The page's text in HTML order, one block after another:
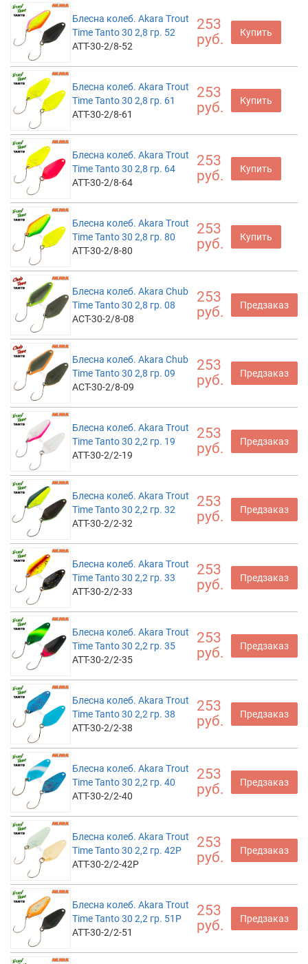
Блесна колеб. Akara Trout
Time Tanto 30 2,8 гр. 52
ATT-30-2/8-52
253
руб.
Купить
Блесна колеб. Akara Trout
Time Tanto 30 2,8 гр. 61
ATT-30-2/8-61
253
руб.
Купить
Блесна колеб. Akara Trout
Time Tanto 30 2,8 гр. 64
ATT-30-2/8-64
253
руб.
Купить
Блесна колеб. Akara Trout
Time Tanto 30 2,8 гр. 80
ATT-30-2/8-80
253
руб.
Купить
Блесна колеб. Akara Chub
Time Tanto 30 2,8 гр. 08
ACT-30-2/8-08
253
руб.
Предзаказ
Блесна колеб. Akara Chub
Time Tanto 30 2,8 гр. 09
ACT-30-2/8-09
253
руб.
Предзаказ
Блесна колеб. Akara Trout
Time Tanto 30 2,2 гр. 19
ATT-30-2/2-19
253
руб.
Предзаказ
Блесна колеб. Akara Trout
Time Tanto 30 2,2 гр. 32
ATT-30-2/2-32
253
руб.
Предзаказ
Блесна колеб. Akara Trout
Time Tanto 30 2,2 гр. 33
ATT-30-2/2-33
253
руб.
Предзаказ
Блесна колеб. Akara Trout
Time Tanto 30 2,2 гр. 35
ATT-30-2/2-35
253
руб.
Предзаказ
Блесна колеб. Akara Trout
Time Tanto 30 2,2 гр. 38
ATT-30-2/2-38
253
руб.
Предзаказ
Блесна колеб. Akara Trout
Time Tanto 30 2,2 гр. 40
ATT-30-2/2-40
253
руб.
Предзаказ
Блесна колеб. Akara Trout
Time Tanto 30 2,2 гр. 42P
ATT-30-2/2-42P
253
руб.
Предзаказ
Блесна колеб. Akara Trout
Time Tanto 30 2,2 гр. 51P
ATT-30-2/2-51
253
руб.
Предзаказ